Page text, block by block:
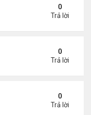
tiên bay về Trái Đất từ
0
Trả lời
0
Trả lời
điển giá 7.000 USD
0
Trả lời